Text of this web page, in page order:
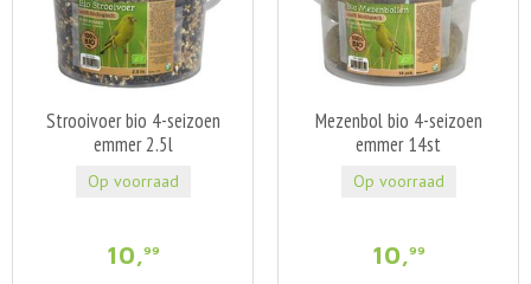
Strooivoer bio 4-seizoen
emmer 2.5l
10,99
Op voorraad
Mezenbol bio 4-seizoen
emmer 14st
10,99
Op voorraad